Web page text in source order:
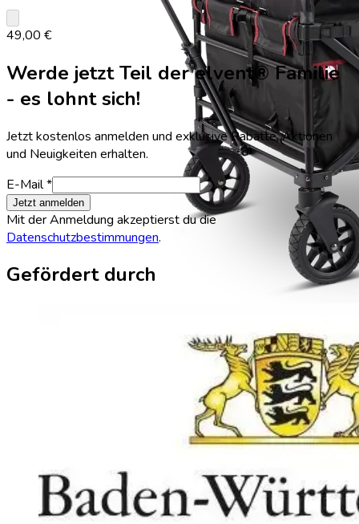
keyboard_arrow_down
49,00 €
Werde jetzt Teil der elvent® Familie
- es lohnt sich!
Jetzt kostenlos anmelden und exklusive Rabatte, Aktionen
und Neuigkeiten erhalten.
E-Mail *
Jetzt anmelden
Mit der Anmeldung akzeptierst du die
Datenschutzbestimmungen.
Gefördert durch